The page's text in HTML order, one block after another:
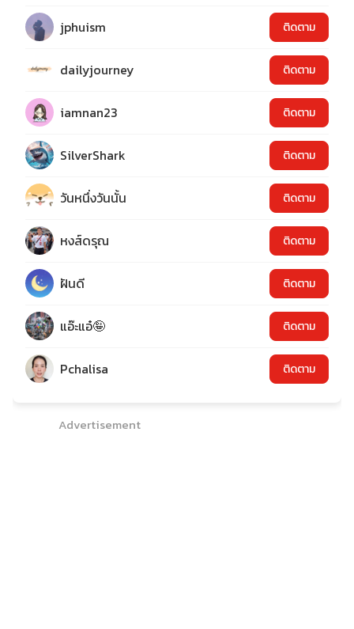
jphuism ติดตาม
dailyjourney ติดตาม
iamnan23 ติดตาม
SilverShark ติดตาม
วันหนึ่งวันนั้น ติดตาม
หงส์ดรุณ ติดตาม
ฝันดี ติดตาม
แอ๊ะแอ๋🤪 ติดตาม
Pchalisa ติดตาม
Advertisement